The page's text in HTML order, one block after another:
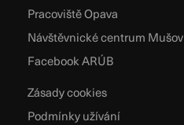
Pracoviště Opava
Návštěvnické centrum Mušov
Facebook ARÚB
Zásady cookies
Podmínky užívání